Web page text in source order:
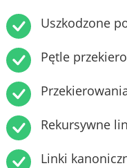
Uszkodzone
Pętle
Rekursywne
Linki